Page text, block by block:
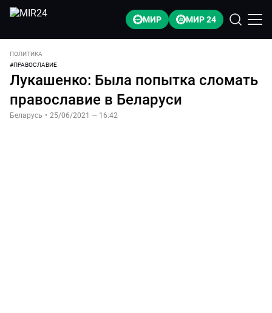
МИР МИР 24
ПОЛИТИКА
#ПРАВОСЛАВИЕ
Лукашенко: Была попытка сломать
православие в Беларуси
Беларусь • 25/06/2021 — 16:42